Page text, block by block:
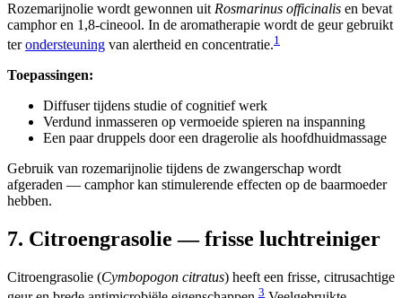
Rozemarijnolie wordt gewonnen uit Rosmarinus officinalis en bevat
camphor en 1,8-cineool. In de aromatherapie wordt de geur gebruikt
terondersteuning van alertheid en concentratie.1
Toepassingen:
Diffuser tijdens studie of cognitief werk
Verdund inmasseren op vermoeide spieren na inspanning
Een paar druppels door een dragerolie als hoofdhuidmassage
Gebruik van rozemarijnolie tijdens de zwangerschap wordt
afgeraden — camphor kan stimulerende effecten op de baarmoeder
hebben.
7. Citroengrasolie — frisse luchtreiniger
Citroengrasolie (Cymbopogon citratus) heeft een frisse, citrusachtige
3